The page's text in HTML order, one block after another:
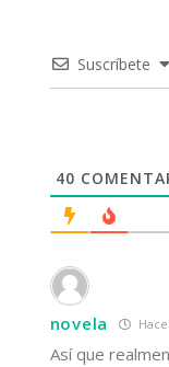
Suscríbete
40
novela
Así que